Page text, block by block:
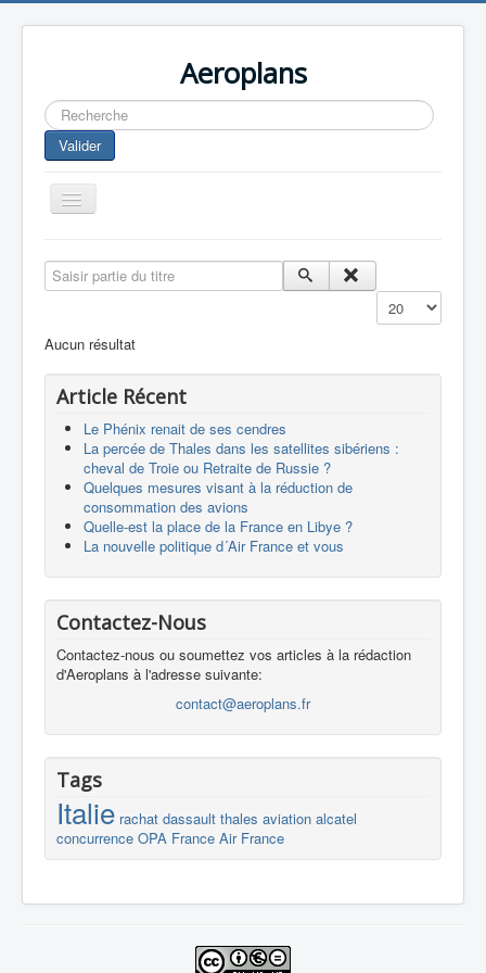
Aeroplans
Rechercher
Valider
Toggle
Navigation
Aviation Commerciale
Europespace
Drones
Saisir partie du titre
Affichage #
Aucun résultat
Article Récent
Le Phénix renait de ses cendres
La percée de Thales dans les satellites sibériens :
cheval de Troie ou Retraite de Russie ?
Quelques mesures visant à la réduction de
consommation des avions
Quelle-est la place de la France en Libye ?
La nouvelle politique d´Air France et vous
Contactez-Nous
Contactez-nous ou soumettez vos articles à la rédaction
d'Aeroplans à l'adresse suivante:
contact@aeroplans.fr
Tags
Italie rachat dassault thales aviation alcatel
concurrence OPA France Air France